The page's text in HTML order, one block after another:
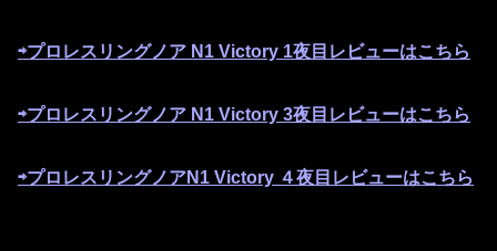
⇨プロレスリングノア N1 Victory 1夜目レビューはこちら
⇨プロレスリングノア N1 Victory 3夜目レビューはこちら
⇨プロレスリングノアN1 Victory ４夜目レビューはこちら